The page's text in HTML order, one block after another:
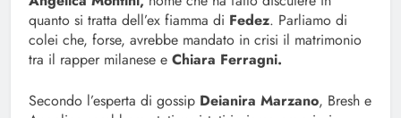
quanto si tratta dell’ex fiamma di Fedez. Parliamo di
colei che, forse, avrebbe mandato in crisi il matrimonio
tra il rapper milanese e Chiara Ferragni.
Secondo l’esperta di gossip Deianira Marzano, Bresh e